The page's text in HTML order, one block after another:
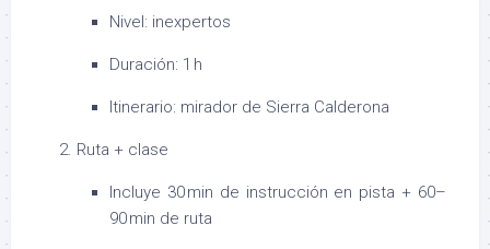
Nivel: inexpertos
Duración: 1 h
Itinerario: mirador de Sierra Calderona
Ruta + clase
Incluye 30 min de instrucción en pista + 60–
90 min de ruta